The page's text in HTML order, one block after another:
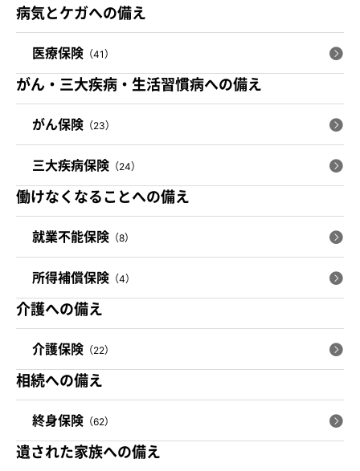
病気とケガへの備え
医療保険 （41）
がん・三大疾病・生活習慣病への備え
がん保険 （23）
三大疾病保険 （24）
働けなくなることへの備え
就業不能保険 （8）
所得補償保険 （4）
介護への備え
介護保険 （22）
相続への備え
終身保険 （62）
遺された家族への備え